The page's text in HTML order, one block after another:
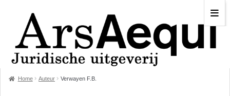
Home Auteur Verwayen F.B.